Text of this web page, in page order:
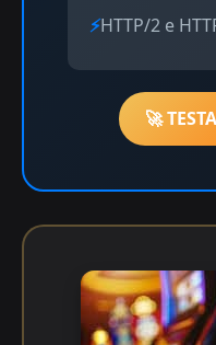
HTTP/2 e
🚀